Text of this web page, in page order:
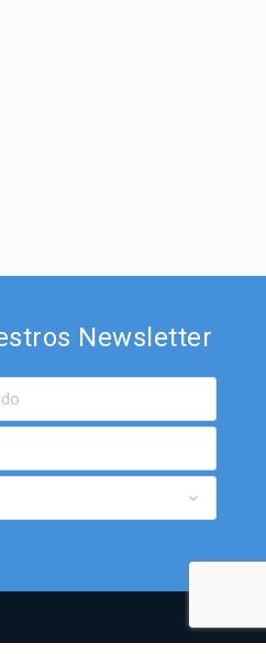
Newsletter